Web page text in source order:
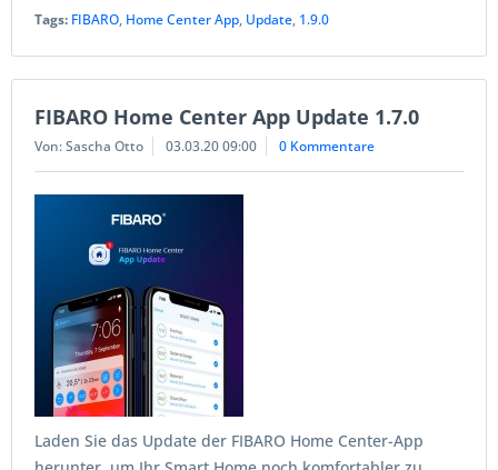
Tags: FIBARO, Home Center App, Update, 1.9.0
FIBARO Home Center App Update 1.7.0
Von: Sascha Otto 03.03.20 09:00 0 Kommentare
Laden Sie das Update der FIBARO Home Center-App